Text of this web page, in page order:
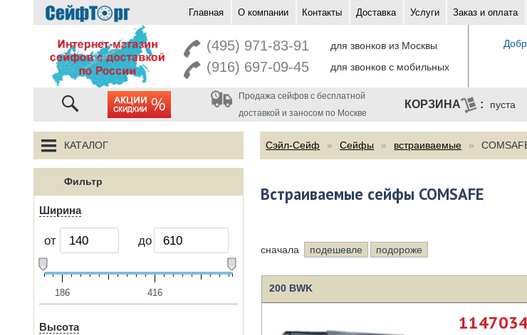
Главная О компании Контакты Доставка Услуги Заказ и оплата
(495) 971-83-91 для звонков из Москвы
(916) 697-09-45 для звонков с мобильных
акции
Продажа сейфов с бесплатной
доставкой и заносом по Москве
пуста
Сэйл-Сейф Сейфы встраиваемые
Встраиваемые сейфы COMSAFE
сначала подешевле подороже
200 BWK
КАТАЛОГ
Фильтр
Ширина
от до
186 416
Высота